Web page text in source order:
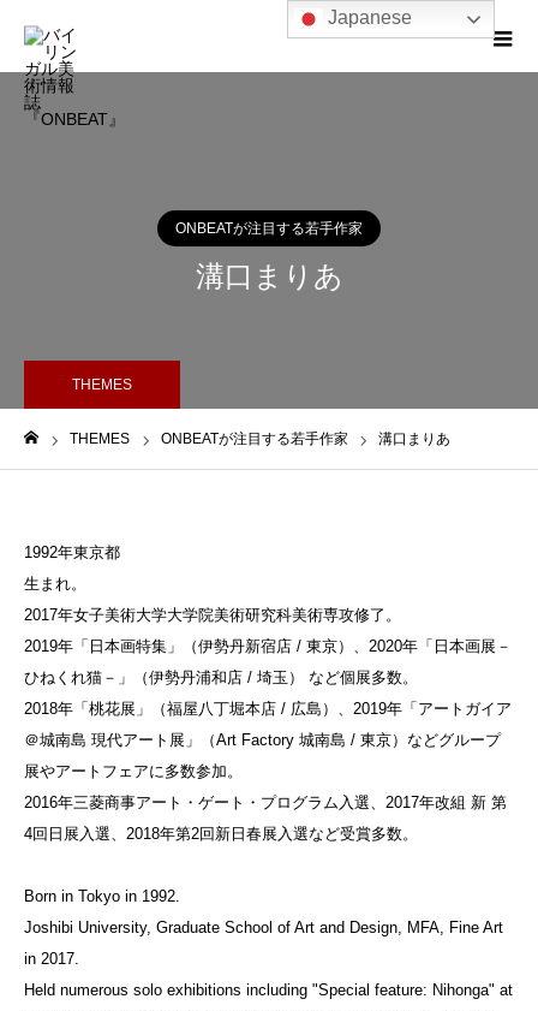
ONBEATが注目する若手作家
溝口まりあ
THEMES
THEMES ONBEATが注目する若手作家 溝口まりあ
1992年東京都
生まれ。
2017年女子美術大学大学院美術研究科美術専攻修了。
2019年「日本画特集」（伊勢丹新宿店 / 東京）、2020年「日本画展－
ひねくれ猫－」（伊勢丹浦和店 / 埼玉） など個展多数。
2018年「桃花展」（福屋八丁堀本店 / 広島）、2019年「アートガイア
＠城南島 現代アート展」（Art Factory 城南島 / 東京）などグループ
展やアートフェアに多数参加。
2016年三菱商事アート・ゲート・プログラム入選、2017年改組 新 第
4回日展入選、2018年第2回新日春展入選など受賞多数。
Born in Tokyo in 1992.
Joshibi University, Graduate School of Art and Design, MFA, Fine Art
in 2017.
Held numerous solo exhibitions including "Special feature: Nihonga" at
Japanese